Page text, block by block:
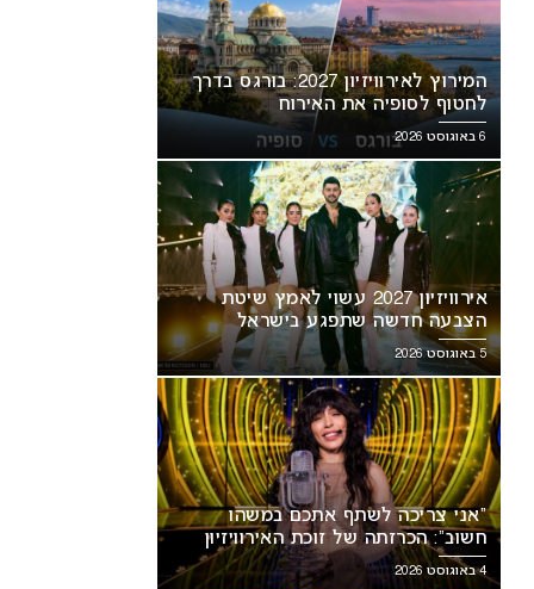
צריכה לשתף אתכם במשהו
הכרזתה של זוכת האירוויזיון
את הרשת
התאריכים עלולה להשפיע על
ישראל
המירוץ לאירוויזיון 2027: בורגס בדרך
לחטוף לסופיה את האירוח
6 באוגוסט 2026
אירוויזיון 2027 עשוי לאמץ שיטת
הצבעה חדשה שתפגע בישראל
5 באוגוסט 2026
“אני צריכה לשתף אתכם במשהו
חשוב”: הכרזתה של זוכת האירוויזיון
מסעירה את הרשת
4 באוגוסט 2026